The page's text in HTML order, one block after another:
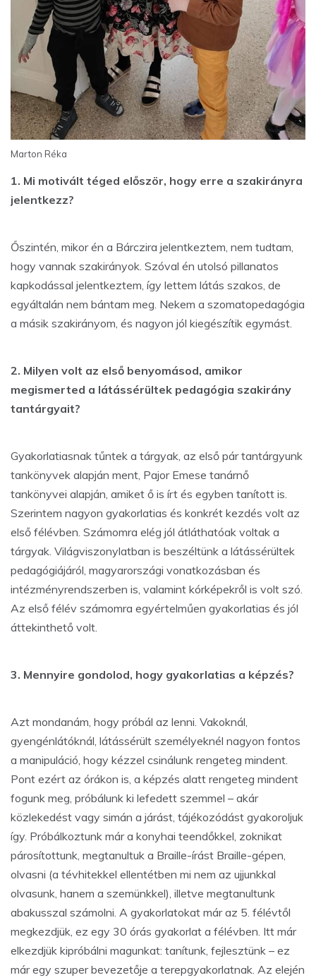
Marton Réka
1. Mi motivált téged először, hogy erre a szakirányra
jelentkezz?
Őszintén, mikor én a Bárczira jelentkeztem, nem tudtam,
hogy vannak szakirányok. Szóval én utolsó pillanatos
kapkodással jelentkeztem, így lettem látás szakos, de
egyáltalán nem bántam meg. Nekem a szomatopedagógia
a másik szakirányom, és nagyon jól kiegészítik egymást.
2. Milyen volt az első benyomásod, amikor
megismerted a látássérültek pedagógia szakirány
tantárgyait?
Gyakorlatiasnak tűntek a tárgyak, az első pár tantárgyunk
tankönyvek alapján ment, Pajor Emese tanárnő
tankönyvei alapján, amiket ő is írt és egyben tanított is.
Szerintem nagyon gyakorlatias és konkrét kezdés volt az
első félévben. Számomra elég jól átláthatóak voltak a
tárgyak. Világviszonylatban is beszéltünk a látássérültek
pedagógiájáról, magyarországi vonatkozásban és
intézményrendszerben is, valamint kórképekről is volt szó.
Az első félév számomra egyértelműen gyakorlatias és jól
áttekinthető volt.
3. Mennyire gondolod, hogy gyakorlatias a képzés?
Azt mondanám, hogy próbál az lenni. Vakoknál,
gyengénlátóknál, látássérült személyeknél nagyon fontos
a manipuláció, hogy kézzel csinálunk rengeteg mindent.
Pont ezért az órákon is, a képzés alatt rengeteg mindent
fogunk meg, próbálunk ki lefedett szemmel – akár
közlekedést vagy simán a járást, tájékozódást gyakoroljuk
így. Próbálkoztunk már a konyhai teendőkkel, zoknikat
párosítottunk, megtanultuk a Braille-írást Braille-gépen,
olvasni (a tévhitekkel ellentétben mi nem az ujjunkkal
olvasunk, hanem a szemünkkel), illetve megtanultunk
abakusszal számolni. A gyakorlatokat már az 5. félévtől
megkezdjük, ez egy 30 órás gyakorlat a félévben. Itt már
elkezdjük kipróbálni magunkat: tanítunk, fejlesztünk – ez
már egy szuper bevezetője a terepgyakorlatnak. Az elején